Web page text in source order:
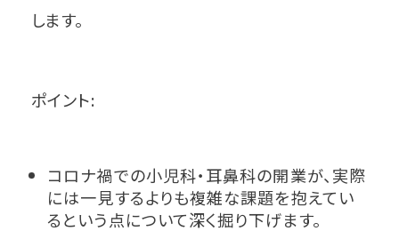
します。
ポイント:
コロナ禍での小児科・耳鼻科の開業が、実際
には一見するよりも複雑な課題を抱えてい
るという点について深く掘り下げます。